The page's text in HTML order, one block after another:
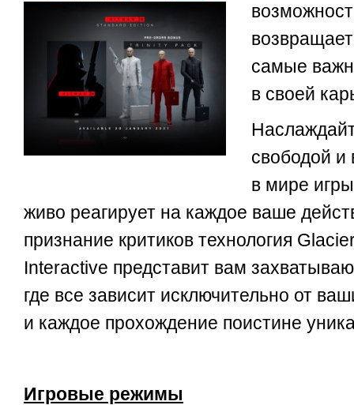
самые
в своей
свободой и
в мире
живо реагирует на каждое ваше
признание критиков технология
Interactive представит вам
где все зависит исключительно от
и каждое прохождение поистине
Игровые режимы